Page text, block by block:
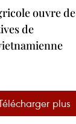
ouvre de
de
plus